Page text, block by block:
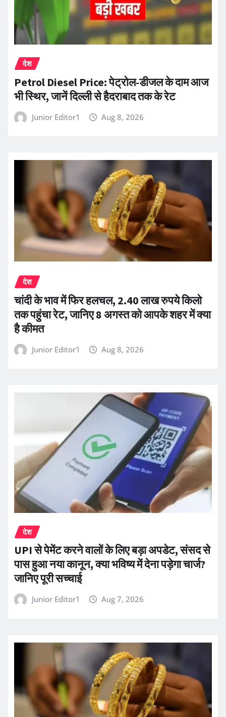
देश
Petrol Diesel Price: पेट्रोल-डीजल के दाम आज
भी स्थिर, जानें दिल्ली से हैदराबाद तक के रेट
Junior Editor1 Aug 8, 2026
देश
चांदी के भाव में फिर हलचल, 2.40 लाख रुपये किलो
तक पहुंचा रेट, जानिए 8 अगस्त को आपके शहर में क्या
है कीमत
Junior Editor1 Aug 8, 2026
देश
UPI से पेमेंट करने वालों के लिए बड़ा अपडेट, संसद से
पास हुआ नया कानून, क्या भविष्य में देना पड़ेगा चार्ज?
जानिए पूरी सच्चाई
Junior Editor1 Aug 7, 2026